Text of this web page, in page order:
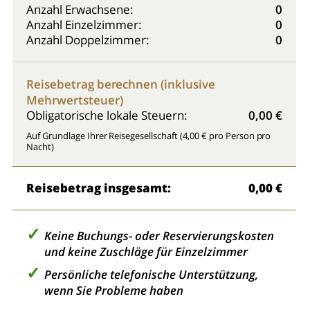
Anzahl Erwachsene:
0
Anzahl Einzelzimmer:
0
Anzahl Doppelzimmer:
0
Reisebetrag berechnen (inklusive
Mehrwertsteuer)
Obligatorische lokale Steuern:
0,00 €
Auf Grundlage Ihrer Reisegesellschaft (4,00 € pro Person pro
Nacht)
Reisebetrag insgesamt: 0,00 €
Keine Buchungs- oder Reservierungskosten
und keine Zuschläge für Einzelzimmer
Persönliche telefonische Unterstützung,
wenn Sie Probleme haben